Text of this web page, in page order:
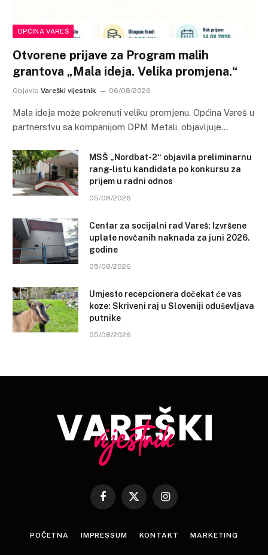
OPĆINA VAREŠ
Otvorene prijave za Program malih
grantova „Mala ideja. Velika promjena.“
Objavio Vareški vijestnik 06/08/2026
Mala ideja može pokrenuti veliku promjenu. Općina Vareš u
partnerstvu sa kompanijom DPM Metali, objavljuje…
MSŠ „Nordbat-2“ objavila preliminarnu
rang-listu kandidata po konkursu za
prijem u radni odnos
05/08/2026
Centar za socijalni rad Vareš: Izvršene
uplate novčanih naknada za juni 2026.
godine
05/08/2026
Umjesto recepcionera dočekat će vas
koze: Skriveni raj u Sloveniji oduševljava
putnike
05/08/2026
Facebook
X
Instagram
POČETNA IMPRESSUM KONTAKT MARKETING